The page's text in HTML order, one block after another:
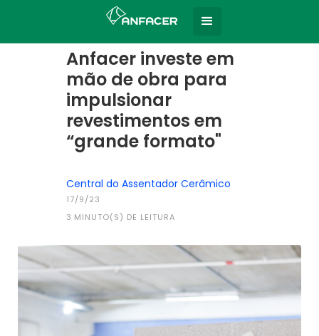
Todas as notícias
Anfacer investe em
mão de obra para
impulsionar
revestimentos em
“grande formato"
Central do Assentador Cerâmico
17/9/23
3 MINUTO(S) DE LEITURA